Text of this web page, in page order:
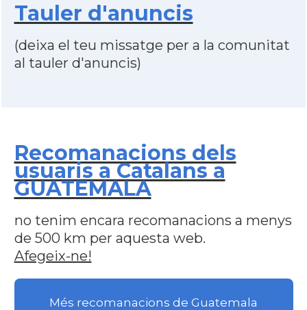
Tauler d'anuncis
(deixa el teu missatge per a la comunitat
al tauler d'anuncis)
Recomanacions dels
usuaris a Catalans a
GUATEMALA
no tenim encara recomanacions a menys
de 500 km per aquesta web.
Afegeix-ne!
Més recomanacions de Guatemala